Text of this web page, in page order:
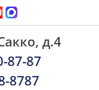
д.4
87-87
8787